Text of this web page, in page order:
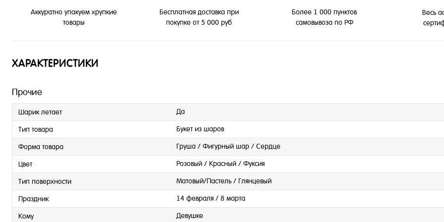
Аккуратно упакуем хрупкие
товары
Бесплатная доставка при
покупке от 5 000 руб
Более 1 000 пунктов
самовывоза по РФ
Весь
ХАРАКТЕРИСТИКИ
Прочие
Шарик летает Да
Тип товара Букет из шаров
Форма товара Груша / Фигурный шар / Сердце
Цвет Розовый / Красный / Фуксия
Тип поверхности Матовый/Пастель / Глянцевый
Праздник 14 февраля / 8 марта
Кому Девушке